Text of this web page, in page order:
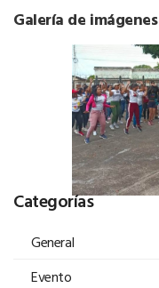
Galería de imágenes
Categorías
General
Evento